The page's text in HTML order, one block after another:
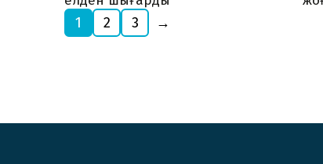
1 2 3 →